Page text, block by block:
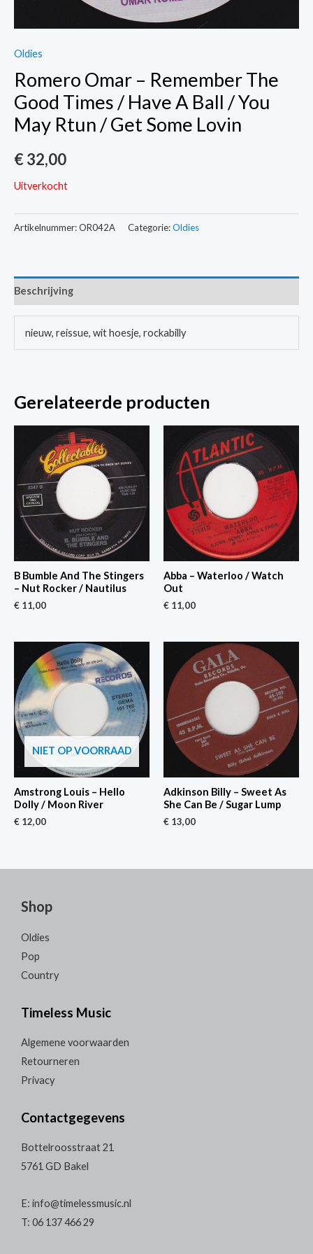
Oldies
Romero Omar – Remember The
Good Times / Have A Ball / You
May Rtun / Get Some Lovin
€32,00
Uitverkocht
Artikelnummer:OR042A Categorie:Oldies
Beschrijving
nieuw, reissue, wit hoesje, rockabilly
Gerelateerde producten
B Bumble And The Stingers
– Nut Rocker / Nautilus
€ 11,00
Abba – Waterloo / Watch
Out
€ 11,00
NIET OP VOORRAAD
Amstrong Louis – Hello
Dolly / Moon River
€ 12,00
Adkinson Billy – Sweet As
She Can Be / Sugar Lump
€ 13,00
Shop
Oldies
Pop
Country
Timeless Music
Algemene voorwaarden
Retourneren
Privacy
Contactgegevens
Bottelroosstraat 21
5761 GD Bakel
E: info@timelessmusic.nl
T: 06 137 466 29